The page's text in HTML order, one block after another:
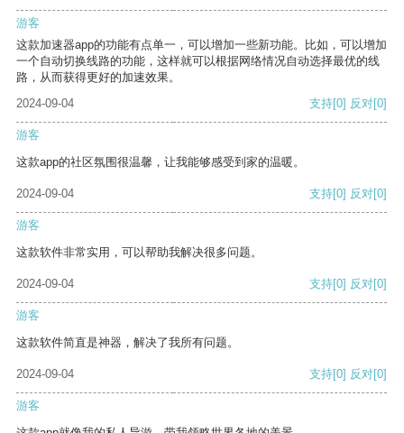
游客
这款加速器app的功能有点单一，可以增加一些新功能。比如，可以增加
一个自动切换线路的功能，这样就可以根据网络情况自动选择最优的线
路，从而获得更好的加速效果。
2024-09-04
支持[0] 反对[0]
游客
这款app的社区氛围很温馨，让我能够感受到家的温暖。
2024-09-04 支持[0] 反对[0]
游客
这款软件非常实用，可以帮助我解决很多问题。
2024-09-04 支持[0] 反对[0]
游客
这款软件简直是神器，解决了我所有问题。
2024-09-04 支持[0] 反对[0]
游客